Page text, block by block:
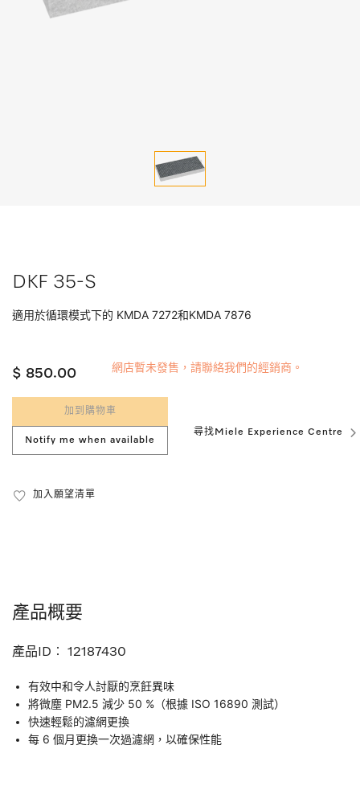
DKF 35-S
適用於循環模式下的 KMDA 7272和KMDA 7876
$ 850.00 網店暫未發售，請聯絡我們的經銷商。
加到購物車
Notify me when available
尋找Miele Experience Centre
加入願望清單
產品概要
產品ID︰ 12187430
有效中和令人討厭的烹飪異味
將微塵 PM2.5 減少 50 %（根據 ISO 16890 測試）
快速輕鬆的濾網更換
每 6 個月更換一次過濾網，以確保性能